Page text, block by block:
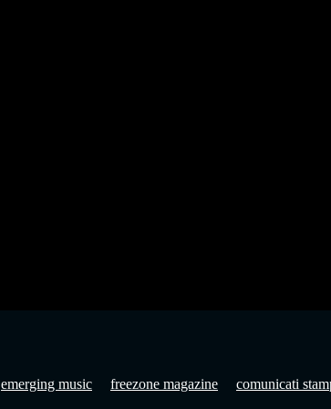
emerging music freezone magazine comunicati